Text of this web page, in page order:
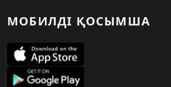
МОБИЛДІ ҚОСЫМША